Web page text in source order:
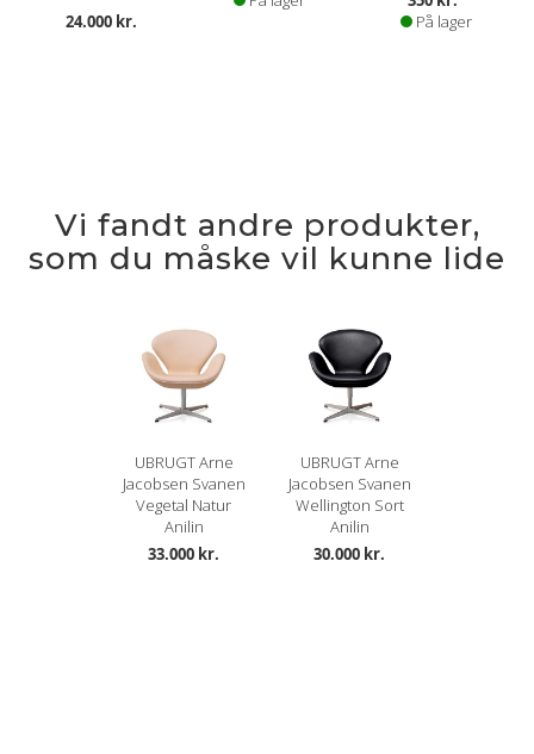
24.000 kr.
På lager
Vi fandt andre produkter,
som du måske vil kunne lide
UBRUGT Arne
Jacobsen Svanen
Vegetal Natur
Anilin
33.000 kr.
UBRUGT Arne
Jacobsen Svanen
Wellington Sort
Anilin
30.000 kr.